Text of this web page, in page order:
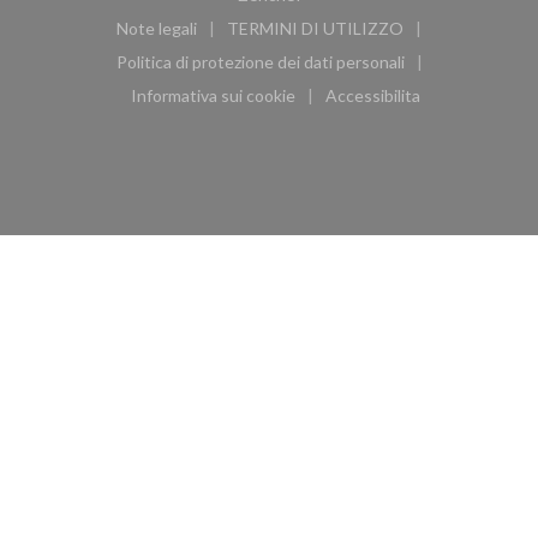
Note legali
((apre una nuova finestra))
TERMINI DI UTILIZZO
((apre una nuova finestra))
Politica di protezione dei dati personali
((apre una nuova finestra))
Informativa sui cookie
((apre una nuova finestra))
Accessibilita